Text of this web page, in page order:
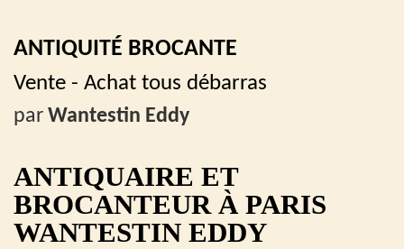
ANTIQUITÉ BROCANTE
Vente - Achat tous débarras
par Wantestin Eddy
ANTIQUAIRE ET
BROCANTEUR À PARIS
WANTESTIN EDDY